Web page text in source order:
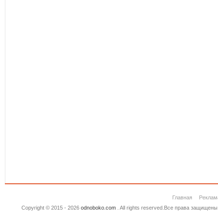
Главная
Copyright © 2015 - 2026 odnoboko.com. All rights reserved.Все права защищены.